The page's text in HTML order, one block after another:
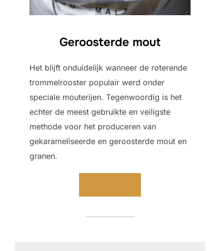
Geroosterde mout
Het blijft onduidelijk wanneer de roterende
trommelrooster populair werd onder
speciale mouterijen. Tegenwoordig is het
echter de meest gebruikte en veiligste
methode voor het produceren van
gekarameliseerde en geroosterde mout en
granen.